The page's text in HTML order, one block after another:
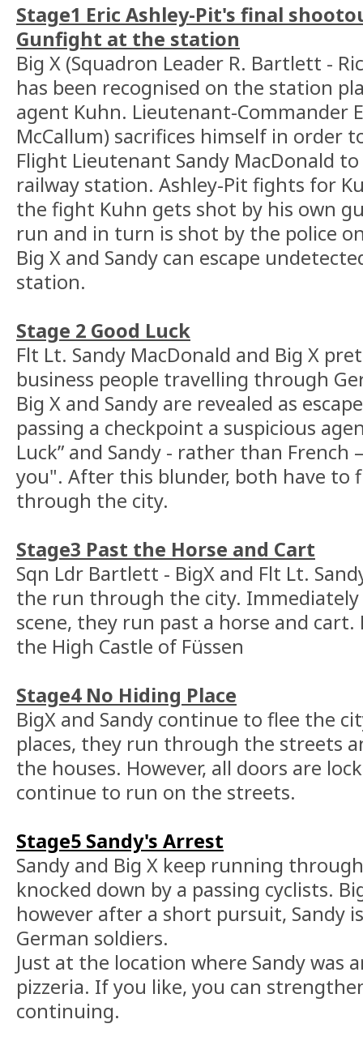
Stage1 Eric Ashley-Pit's final
Gunfight at the station
Big X (Squadron Leader R. Bartlett -
has been recognised on the station
agent Kuhn. Lieutenant-Commander
McCallum) sacrifices himself in order
Flight Lieutenant Sandy MacDonald
railway station. Ashley-Pit fights for
the fight Kuhn gets shot by his own
run and in turn is shot by the police
Big X and Sandy can escape
station.
Stage 2 Good Luck
Flt Lt. Sandy MacDonald and Big X
business people travelling through
Big X and Sandy are revealed as
passing a checkpoint a suspicious
Luck” and Sandy - rather than French
you". After this blunder, both have to
through the city.
Stage3 Past the Horse and Cart
Sqn Ldr Bartlett - BigX and Flt Lt.
the run through the city.
scene, they run past a horse and cart.
the High Castle of Füssen
Stage4 No Hiding Place
BigX and Sandy continue to flee the
places, they run through the streets
the houses. However, all doors are
continue to run on the streets.
Stage5 Sandy's Arrest
Sandy and Big X keep running
knocked down by a passing cyclists.
however after a short pursuit, Sandy
German soldiers.
Just at the location where Sandy was
pizzeria. If you like, you can
continuing.